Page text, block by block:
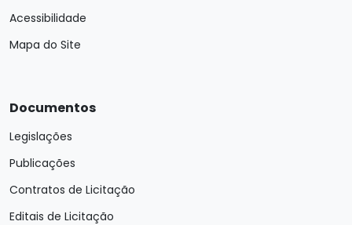
Acessibilidade
Mapa do Site
Documentos
Legislações
Publicações
Contratos de Licitação
Editais de Licitação